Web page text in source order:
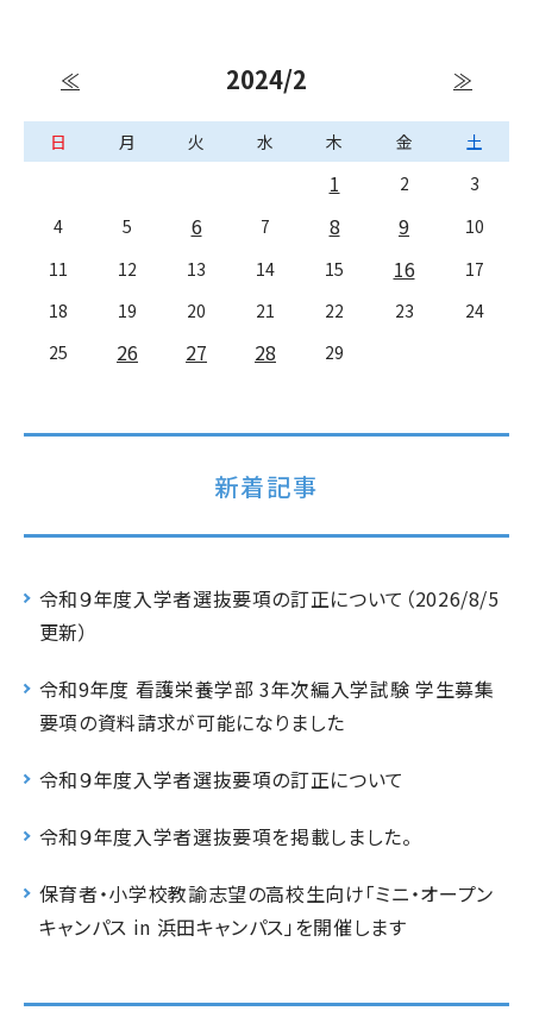
≪ 2024/2 ≫
日 月 火 水 木 金 土
1 2
3
4
5 6 7 8 9
10
11
12 13 14 15 16
17
18
19 20 21 22 23
24
25
26 27 28 29
新着記事
令和９年度入学者選抜要項の訂正について（2026/8/5
更新）
令和9年度 看護栄養学部 3年次編入学試験 学生募集
要項の資料請求が可能になりました
令和９年度入学者選抜要項の訂正について
令和９年度入学者選抜要項を掲載しました。
保育者・小学校教諭志望の高校生向け「ミニ・オープン
キャンパス in 浜田キャンパス」を開催します